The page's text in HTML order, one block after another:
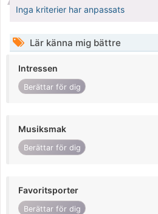
Inga kriterier har anpassats
Lär känna mig bättre
Intressen
Berättar för dig
Musiksmak
Berättar för dig
Favoritsporter
Berättar för dig